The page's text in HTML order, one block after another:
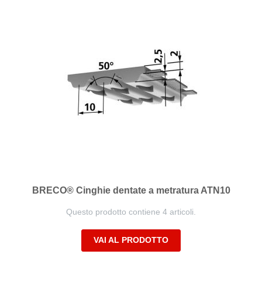
BRECO® Cinghie dentate a metratura ATN10
Questo prodotto contiene 4 articoli.
VAI AL PRODOTTO